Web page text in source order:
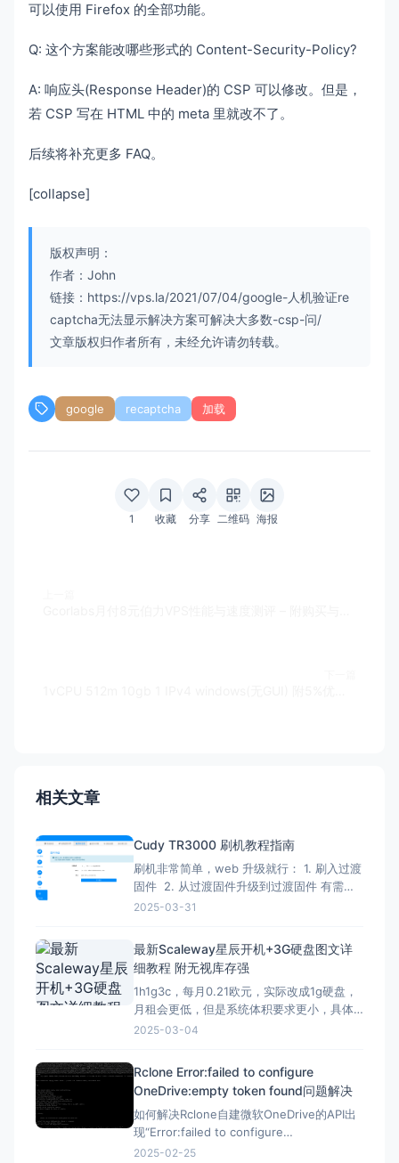
可以使用 Firefox 的全部功能。
Q: 这个方案能改哪些形式的 Content-Security-Policy?
A: 响应头(Response Header)的 CSP 可以修改。但是，
若 CSP 写在 HTML 中的 meta 里就改不了。
后续将补充更多 FAQ。
[collapse]
版权声明：
作者：John
链接：https://vps.la/2021/07/04/google-人机验证re
captcha无法显示解决方案可解决大多数-csp-问/
文章版权归作者所有，未经允许请勿转载。
google recaptcha 加载
1 收藏 分享 二维码 海报
相关文章
Cudy TR3000 刷机教程指南
刷机非常简单，web 升级就行： 1. 刷入过渡
固件 2. 从过渡固件升级到过渡固件 有需要
刷回原厂固件的记得先备份 FIP 分区！ FIP
（不保留配置）：openwrt-mediatek-
filogic-cudy_tr3000-v1-squas
2025-03-31
最新Scaleway星辰开机+3G硬盘图文详
细教程 附无视库存强
1h1g3c，每月0.21欧元，实际改成1g硬盘，
月租会更低，但是系统体积要求更小，具体
自己测试，方法一样。 星辰Scaleway官网：
先注册一个星辰账号 这里的地址可以
2025-03-04
Rclone Error:failed to configure
OneDrive:empty token found问题解决
如何解决Rclone自建微软OneDrive的API出
现“Error:failed to configure
OneDrive:empty token found”错误？ 在
2025-02-25